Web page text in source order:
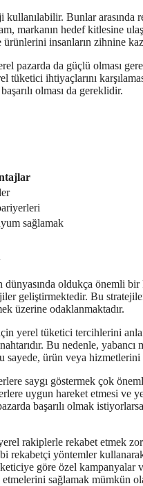
kullanılabilir. Bunlar
markanın hedef kitlesine
insanların zihnine
pazarda da güçlü olması
tüketici ihtiyaçlarını
olması da gereklidir.
sağlamak
dünyasında oldukça önemli
geliştirmektedir. Bu
üzerine odaklanmaktadır.
yerel tüketici tercihlerini
Bu nedenle,
sayede, ürün veya
saygı göstermek çok
uygun hareket etmesi ve
başarılı olmak
rakiplerle rekabet etmek
rekabetçi yöntemler
göre özel
etmelerini sağlamak mümkün